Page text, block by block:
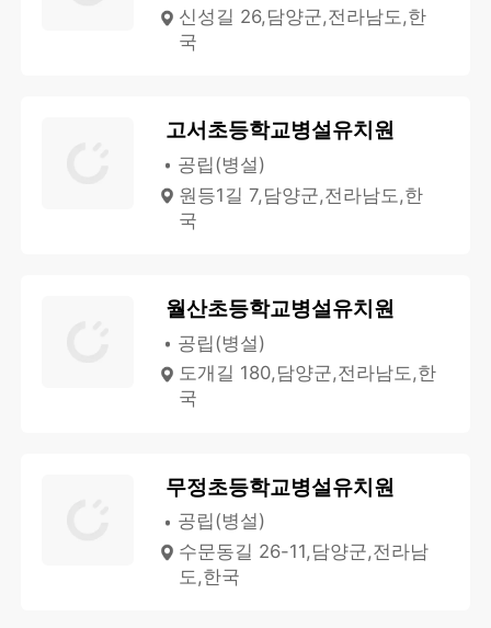
신성길 26,담양군,전라남도,한
국
고서초등학교병설유치원
공립(병설)
원등1길 7,담양군,전라남도,한
국
월산초등학교병설유치원
공립(병설)
도개길 180,담양군,전라남도,한
국
무정초등학교병설유치원
공립(병설)
수문동길 26-11,담양군,전라남
도,한국